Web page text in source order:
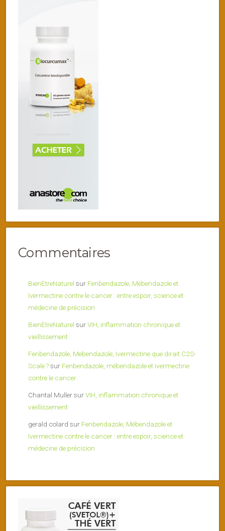
Commentaires
BienEtreNaturel sur Fenbendazole, Mébendazole et
Ivermectine contre le cancer : entre espoir, science et
médecine de précision
BienEtreNaturel surVIH, inflammation chronique et
vieillissement
Fenbendazole, Mebendazole, Ivermectine que dirait C2S-
Scale ?sur Fenbendazole, mébendazole et ivermectine
contre le cancer
Chantal MullersurVIH, inflammation chronique et
vieillissement
gerald colard sur Fenbendazole, Mébendazole et
Ivermectine contre le cancer : entre espoir, science et
médecine de précision